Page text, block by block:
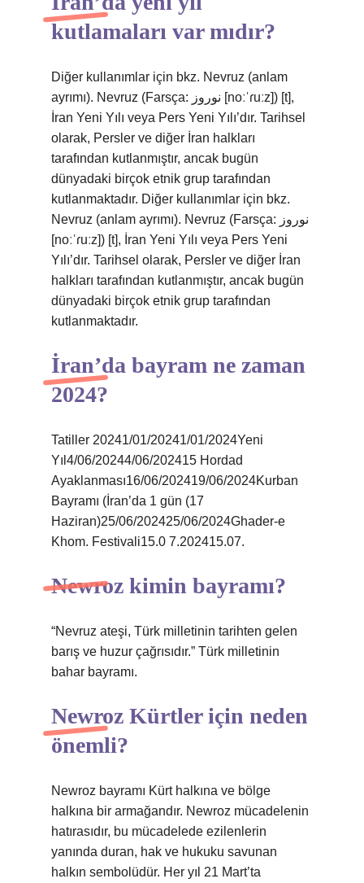
kutlamaları var mıdır?
Diğer kullanımlar için bkz. Nevruz (anlam
ayrımı). Nevruz (Farsça: نوروز [noːˈɾuːz]) [t],
İran Yeni Yılı veya Pers Yeni Yılı’dır. Tarihsel
olarak, Persler ve diğer İran halkları
tarafından kutlanmıştır, ancak bugün
dünyadaki birçok etnik grup tarafından
kutlanmaktadır. Diğer kullanımlar için bkz.
Nevruz (anlam ayrımı). Nevruz (Farsça: نوروز
[noːˈɾuːz]) [t], İran Yeni Yılı veya Pers Yeni
Yılı’dır. Tarihsel olarak, Persler ve diğer İran
halkları tarafından kutlanmıştır, ancak bugün
dünyadaki birçok etnik grup tarafından
kutlanmaktadır.
İran’da bayram ne zaman
2024?
Tatiller 20241/01/20241/01/2024Yeni
Yıl4/06/20244/06/202415 Hordad
Ayaklanması16/06/202419/06/2024Kurban
Bayramı (İran’da 1 gün (17
Haziran)25/06/202425/06/2024Ghader-e
Khom. Festivali15.0 7.202415.07.
Newroz kimin bayramı?
“Nevruz ateşi, Türk milletinin tarihten gelen
barış ve huzur çağrısıdır.” Türk milletinin
bahar bayramı.
Newroz Kürtler için neden
önemli?
Newroz bayramı Kürt halkına ve bölge
halkına bir armağandır. Newroz mücadelenin
hatırasıdır, bu mücadelede ezilenlerin
yanında duran, hak ve hukuku savunan
halkın sembolüdür. Her yıl 21 Mart’ta